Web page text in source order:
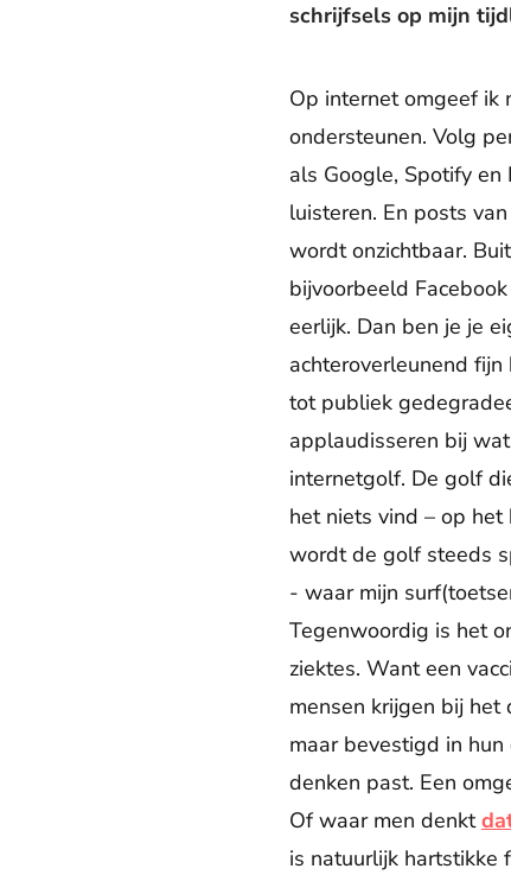
schrijfsels op mijn
Op internet omgeef ik
ondersteunen. Volg
als Google, Spotify
luisteren. En posts
wordt onzichtbaar.
bijvoorbeeld
eerlijk. Dan ben je je
achteroverleunend
tot publiek
applaudisseren bij
internetgolf. De golf
het niets vind – op
wordt de golf steeds
- waar mijn
Tegenwoordig is het
ziektes. Want een
mensen krijgen bij
maar bevestigd in
denken past. Een
Of waar men denkt
is natuurlijk hartstikke